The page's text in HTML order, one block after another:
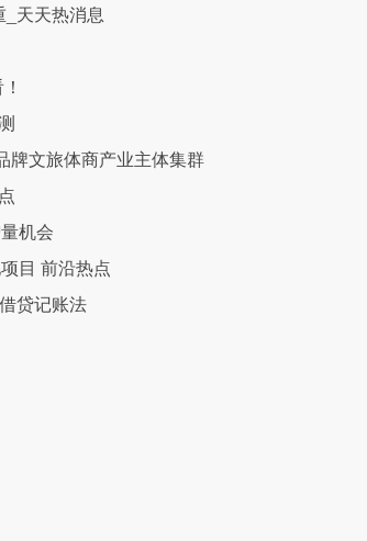
_天天热消息
牌文旅体商产业主体集群
机会
目 前沿热点
贷记账法